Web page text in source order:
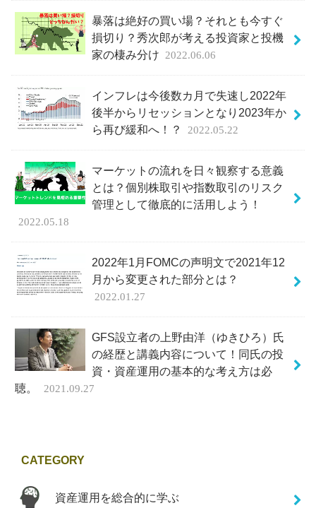
暴落は絶好の買い場？それとも今すぐ
損切り？秀次郎が考える投資家と投機
家の棲み分け 2022.06.06
インフレは今後数カ月で失速し2022年
後半からリセッションとなり2023年か
ら再び緩和へ！？
2022.05.22
マーケットの流れを日々観察する意義
とは？個別株取引や指数取引のリスク
管理として徹底的に活用しよう！
2022.05.18
2022年1月FOMCの声明文で2021年12
月から変更された部分とは？
2022.01.27
GFS設立者の上野由洋（ゆきひろ）氏
の経歴と講義内容について！同氏の投
資・資産運用の基本的な考え方は必
聴。
2021.09.27
CATEGORY
資産運用を総合的に学ぶ